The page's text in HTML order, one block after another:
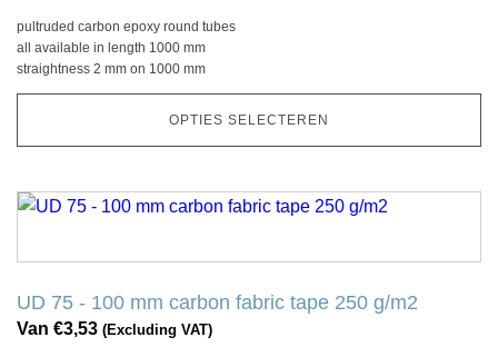
pultruded carbon epoxy round tubes
all available in length 1000 mm
straightness 2 mm on 1000 mm
OPTIES SELECTEREN
optie
kan
op
productpagina
UD 75 - 100 mm carbon fabric tape 250 g/m2
Van €3,53 (Excluding VAT)
Dit
heeft
variaties.